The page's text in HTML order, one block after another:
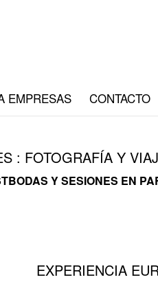
EMPRESAS CONTACTO
: FOTOGRAFÍA Y
Y SESIONES EN
EXPERIENCIA